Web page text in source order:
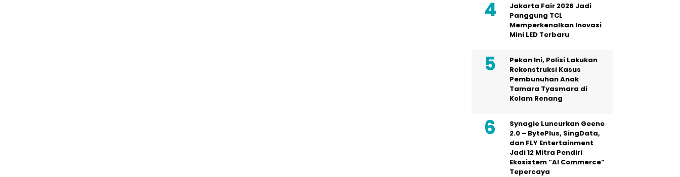
Jakarta Fair 2026 Jadi
Panggung TCL
Memperkenalkan Inovasi
Mini LED Terbaru
Pekan Ini, Polisi Lakukan
Rekonstruksi Kasus
Pembunuhan Anak
Tamara Tyasmara di
Kolam Renang
Synagie Luncurkan Geene
2.0 – BytePlus, SingData,
dan FLY Entertainment
Jadi 12 Mitra Pendiri
Ekosistem “AI Commerce”
Tepercaya